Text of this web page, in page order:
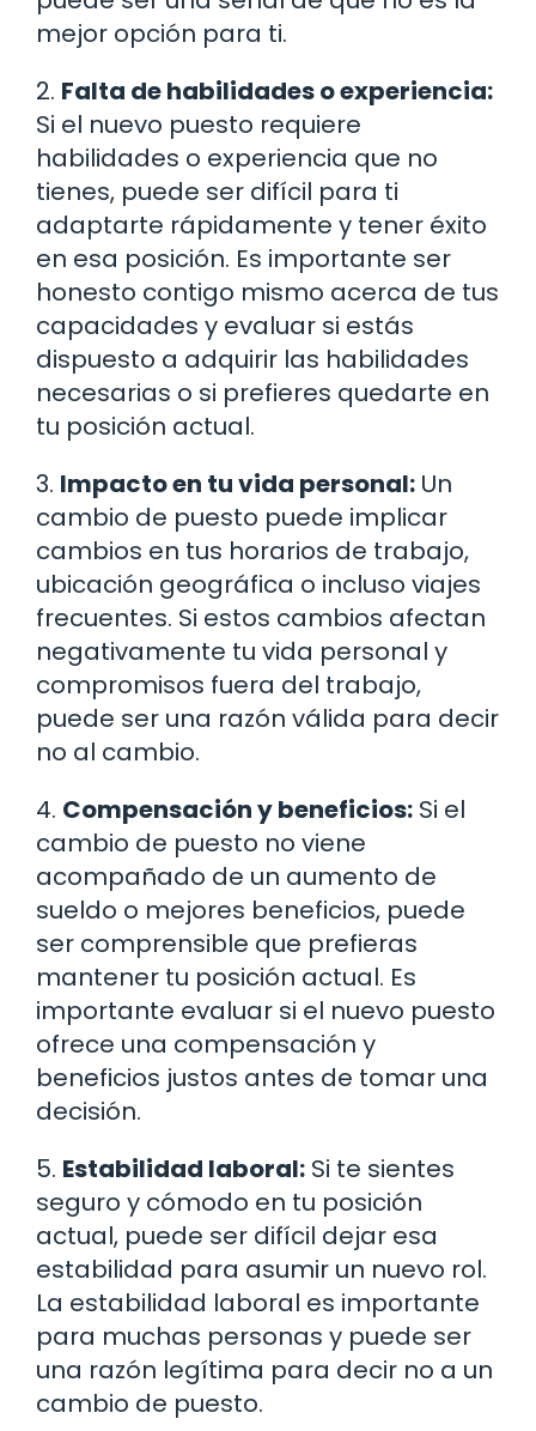
mejor opción para ti.
2. Falta de habilidades o experiencia:
Si el nuevo puesto requiere
habilidades o experiencia que no
tienes, puede ser difícil para ti
adaptarte rápidamente y tener éxito
en esa posición. Es importante ser
honesto contigo mismo acerca de tus
capacidades y evaluar si estás
dispuesto a adquirir las habilidades
necesarias o si prefieres quedarte en
tu posición actual.
3. Impacto en tu vida personal: Un
cambio de puesto puede implicar
cambios en tus horarios de trabajo,
ubicación geográfica o incluso viajes
frecuentes. Si estos cambios afectan
negativamente tu vida personal y
compromisos fuera del trabajo,
puede ser una razón válida para decir
no al cambio.
4. Compensación y beneficios: Si el
cambio de puesto no viene
acompañado de un aumento de
sueldo o mejores beneficios, puede
ser comprensible que prefieras
mantener tu posición actual. Es
importante evaluar si el nuevo puesto
ofrece una compensación y
beneficios justos antes de tomar una
decisión.
5. Estabilidad laboral: Si te sientes
seguro y cómodo en tu posición
actual, puede ser difícil dejar esa
estabilidad para asumir un nuevo rol.
La estabilidad laboral es importante
para muchas personas y puede ser
una razón legítima para decir no a un
cambio de puesto.